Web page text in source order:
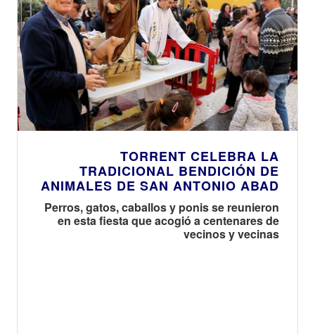
TORRENT CELEBRA LA
TRADICIONAL BENDICIÓN DE
ANIMALES DE SAN ANTONIO ABAD
Perros, gatos, caballos y ponis se reunieron
en esta fiesta que acogió a centenares de
vecinos y vecinas